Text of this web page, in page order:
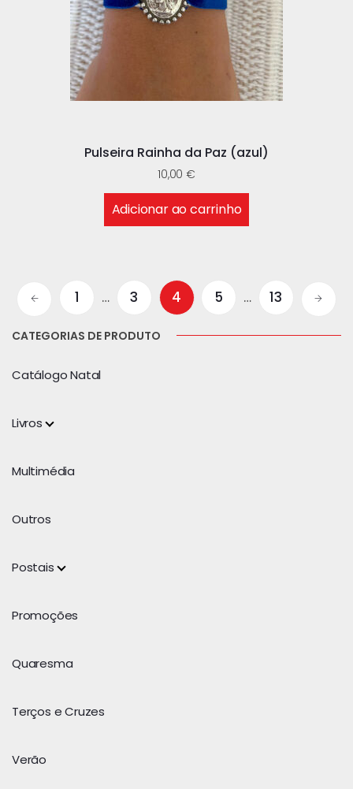
Pulseira Rainha da Paz (azul)
10,00 €
Adicionar ao carrinho
1 … 3 4 5 … 13
CATEGORIAS DE PRODUTO
Catálogo Natal
Livros
Multimédia
Outros
Postais
Promoções
Quaresma
Terços e Cruzes
Verão